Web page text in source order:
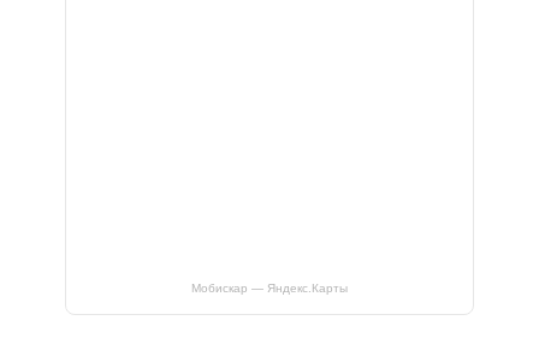
Мобискар — Яндекс.Карты